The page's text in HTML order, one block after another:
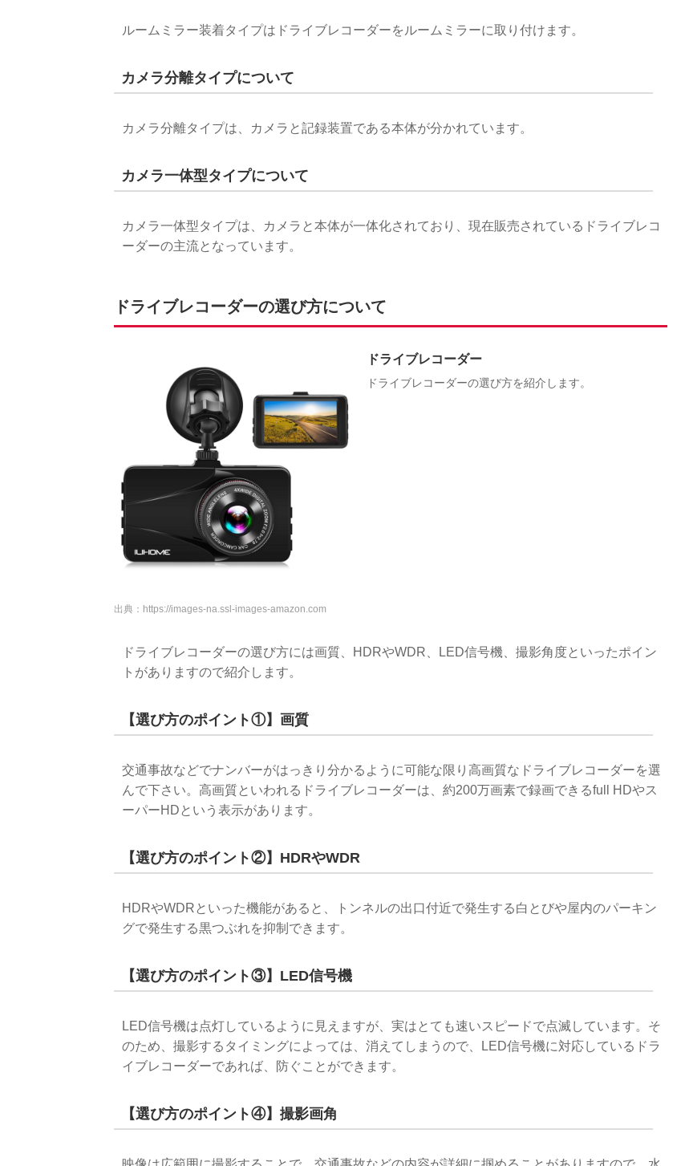
ルームミラー装着タイプはドライブレコーダーをルームミラーに取り付けます。
カメラ分離タイプについて
カメラ分離タイプは、カメラと記録装置である本体が分かれています。
カメラ一体型タイプについて
カメラ一体型タイプは、カメラと本体が一体化されており、現在販売されているドライブレコ
ーダーの主流となっています。
ドライブレコーダーの選び方について
ドライブレコーダー
ドライブレコーダーの選び方を紹介します。
出典： https://images-na.ssl-images-amazon.com
ドライブレコーダーの選び方には画質、HDRやWDR、LED信号機、撮影角度といったポイン
トがありますので紹介します。
【選び方のポイント①】画質
交通事故などでナンバーがはっきり分かるように可能な限り高画質なドライブレコーダーを選
んで下さい。高画質といわれるドライブレコーダーは、約200万画素で録画できるfull HDやス
ーパーHDという表示があります。
【選び方のポイント②】HDRやWDR
HDRやWDRといった機能があると、トンネルの出口付近で発生する白とびや屋内のパーキン
グで発生する黒つぶれを抑制できます。
【選び方のポイント③】LED信号機
LED信号機は点灯しているように見えますが、実はとても速いスピードで点滅しています。そ
のため、撮影するタイミングによっては、消えてしまうので、LED信号機に対応しているドラ
イブレコーダーであれば、防ぐことができます。
【選び方のポイント④】撮影画角